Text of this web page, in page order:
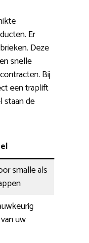
Er
Deze
snelle
Bij
een traplift
staan de
smalle als
uw